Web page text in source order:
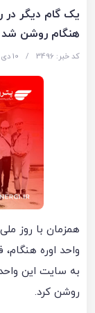
یک گام دیگر در
هنگام روشن شد
کد خبر: 3496 / 10 دی 1404 - ۲۰:۴۵
همزمان با روز
واحد اوره
به سایت این
روشن کرد.